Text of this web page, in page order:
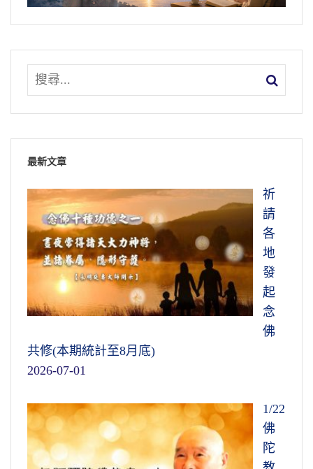
最新文章
祈
請
各
地
發
起
念
佛
共修(本期統計至8月底)
2026-07-01
1/22
佛
陀